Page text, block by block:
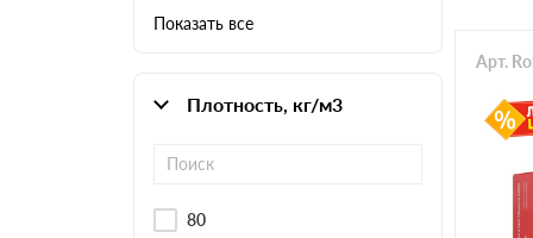
Показать все
Плотность, кг/м3
80
Арт.